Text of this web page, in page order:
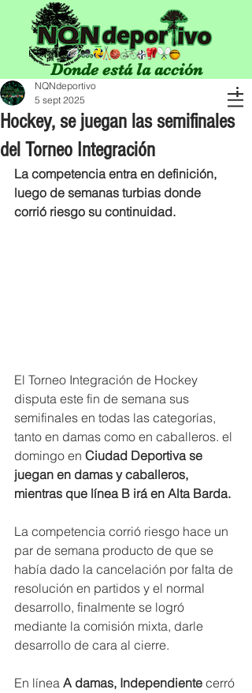
Donde está la acción
Hockey, se juegan las semifinales
del Torneo Integración
NQNdeportivo
5 sept 2025
La competencia entra en definición,
luego de semanas turbias donde
corrió riesgo su continuidad.
El Torneo Integración de Hockey
disputa este fin de semana sus
semifinales en todas las categorías,
tanto en damas como en caballeros. el
domingo en Ciudad Deportiva se
juegan en damas y caballeros,
mientras que línea B irá en Alta Barda.
La competencia corrió riesgo hace un
par de semana producto de que se
había dado la cancelación por falta de
resolución en partidos y el normal
desarrollo, finalmente se logró
mediante la comisión mixta, darle
desarrollo de cara al cierre.
En línea A damas, Independiente cerró